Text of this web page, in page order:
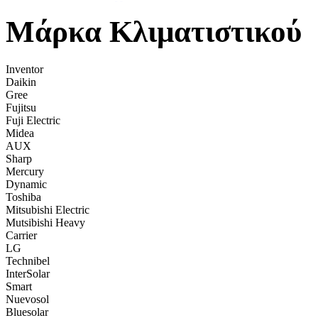
Μάρκα Κλιματιστικού
Inventor
Daikin
Gree
Fujitsu
Fuji Electric
Midea
AUX
Sharp
Mercury
Dynamic
Toshiba
Mitsubishi Electric
Mutsibishi Heavy
Carrier
LG
Technibel
InterSolar
Smart
Nuevosol
Bluesolar